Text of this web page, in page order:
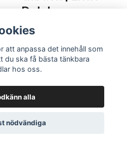
Dutch
219 kr
att anpassa det innehåll som
du ska få bästa tänkbara
hos oss.
alla
nödvändiga